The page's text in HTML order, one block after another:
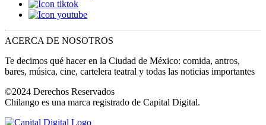
ACERCA DE NOSOTROS
Te decimos qué hacer en la Ciudad de México: comida, antros,
bares, música, cine, cartelera teatral y todas las noticias importantes
©2024 Derechos Reservados
Chilango es una marca registrado de Capital Digital.